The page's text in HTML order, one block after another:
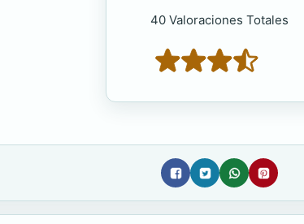
40 Valoraciones Totales